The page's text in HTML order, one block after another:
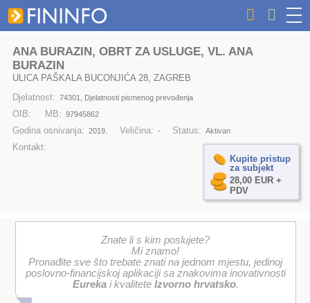
ANA BURAZIN, OBRT ZA USLUGE, VL. ANA
BURAZIN
ULICA PAŠKALA BUCONJIĆA 28, ZAGREB
Djelatnost: 74301, Djelatnosti pismenog prevođenja
OIB: MB: 97945862
Godina osnivanja: 2019. Veličina: - Status: Aktivan
Kontakt:
Kupite pristup
za subjekt
28,00 EUR +
PDV
Znate li s kim poslujete?
Mi znamo!
Pronađite sve što trebate znati na jednom mjestu, jedinoj
poslovno-financijskoj aplikaciji sa znakovima inovativnosti
Eurekai kvalitete Izvorno hrvatsko.